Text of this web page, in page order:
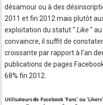
désamour ou à des
2011 et fin 2012 mais plutôt
exploitation du statut " Like"
convaincre, il suffit de
croissante par rapport à l'an
publications de pages
68% fin 2012.